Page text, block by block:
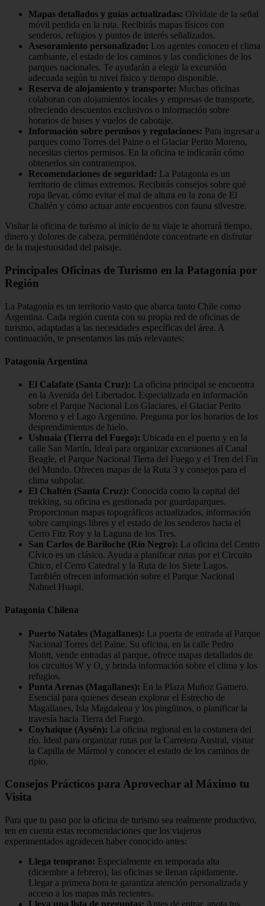
Mapas detallados y guías actualizadas: Olvídate de la señal
móvil perdida en la ruta. Recibirás mapas físicos con
senderos, refugios y puntos de interés señalizados.
Asesoramiento personalizado: Los agentes conocen el clima
cambiante, el estado de los caminos y las condiciones de los
parques nacionales. Te ayudarán a elegir la excursión
adecuada según tu nivel físico y tiempo disponible.
Reserva de alojamiento y transporte: Muchas oficinas
colaboran con alojamientos locales y empresas de transporte,
ofreciendo descuentos exclusivos o información sobre
horarios de buses y vuelos de cabotaje.
Información sobre permisos y regulaciones: Para ingresar a
parques como Torres del Paine o el Glaciar Perito Moreno,
necesitas ciertos permisos. En la oficina te indicarán cómo
obtenerlos sin contratiempos.
Recomendaciones de seguridad: La Patagonia es un
territorio de climas extremos. Recibirás consejos sobre qué
ropa llevar, cómo evitar el mal de altura en la zona de El
Chaltén y cómo actuar ante encuentros con fauna silvestre.
Visitar la oficina de turismo al inicio de tu viaje te ahorrará tiempo,
dinero y dolores de cabeza, permitiéndote concentrarte en disfrutar
de la majestuosidad del paisaje.
Principales Oficinas de Turismo en la Patagonia por
Región
La Patagonia es un territorio vasto que abarca tanto Chile como
Argentina. Cada región cuenta con su propia red de oficinas de
turismo, adaptadas a las necesidades específicas del área. A
continuación, te presentamos las más relevantes:
Patagonia Argentina
El Calafate (Santa Cruz): La oficina principal se encuentra
en la Avenida del Libertador. Especializada en información
sobre el Parque Nacional Los Glaciares, el Glaciar Perito
Moreno y el Lago Argentino. Pregunta por los horarios de los
desprendimientos de hielo.
Ushuaia (Tierra del Fuego): Ubicada en el puerto y en la
calle San Martín. Ideal para organizar excursiones al Canal
Beagle, el Parque Nacional Tierra del Fuego y el Tren del Fin
del Mundo. Ofrecen mapas de la Ruta 3 y consejos para el
clima subpolar.
El Chaltén (Santa Cruz): Conocida como la capital del
trekking, su oficina es gestionada por guardaparques.
Proporcionan mapas topográficos actualizados, información
sobre campings libres y el estado de los senderos hacia el
Cerro Fitz Roy y la Laguna de los Tres.
San Carlos de Bariloche (Río Negro): La oficina del Centro
Cívico es un clásico. Ayuda a planificar rutas por el Circuito
Chico, el Cerro Catedral y la Ruta de los Siete Lagos.
También ofrecen información sobre el Parque Nacional
Nahuel Huapi.
Patagonia Chilena
Puerto Natales (Magallanes): La puerta de entrada al Parque
Nacional Torres del Paine. Su oficina, en la calle Pedro
Montt, vende entradas al parque, ofrece mapas detallados de
los circuitos W y O, y brinda información sobre el clima y los
refugios.
Punta Arenas (Magallanes): En la Plaza Muñoz Gamero.
Esencial para quienes desean explorar el Estrecho de
Magallanes, Isla Magdalena y los pingüinos, o planificar la
travesía hacia Tierra del Fuego.
Coyhaique (Aysén): La oficina regional en la costanera del
río. Ideal para organizar rutas por la Carretera Austral, visitar
la Capilla de Mármol y conocer el estado de los caminos de
ripio.
Consejos Prácticos para Aprovechar al Máximo tu
Visita
Para que tu paso por la oficina de turismo sea realmente productivo,
ten en cuenta estas recomendaciones que los viajeros
experimentados agradecen haber conocido antes:
Llega temprano: Especialmente en temporada alta
(diciembre a febrero), las oficinas se llenan rápidamente.
Llegar a primera hora te garantiza atención personalizada y
acceso a los mapas más recientes.
Lleva una lista de preguntas: Antes de entrar, anota tus